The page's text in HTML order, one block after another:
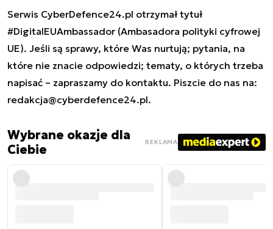
Serwis CyberDefence24.pl otrzymał tytuł
#DigitalEUAmbassador (Ambasadora polityki cyfrowej
UE). Jeśli są sprawy, które Was nurtują; pytania, na
które nie znacie odpowiedzi; tematy, o których trzeba
napisać – zapraszamy do kontaktu. Piszcie do nas na:
redakcja@cyberdefence24.pl.
Wybrane okazje dla
Ciebie
REKLAMA